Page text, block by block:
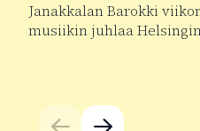
Janakkalan Barokki
musiikin juhlaa